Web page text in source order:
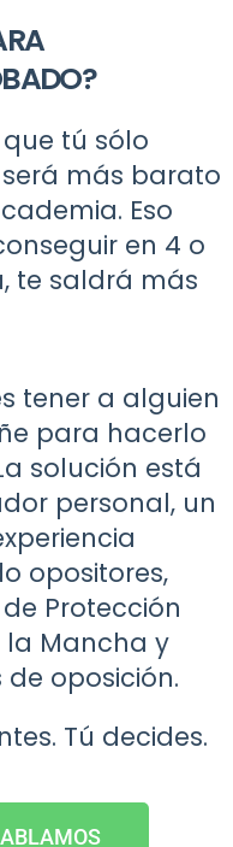
tú sólo
más barato
Eso
en 4 o
te saldrá más
tener a alguien
para hacerlo
solución está
personal, un
opositores,
Protección
Mancha y
oposición.
Tú decides.